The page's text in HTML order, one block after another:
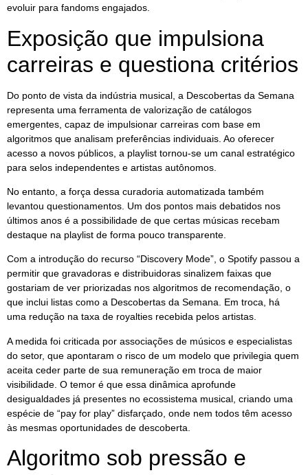
evoluir para fandoms engajados.
Exposição que impulsiona
carreiras e questiona critérios
Do ponto de vista da indústria musical, a Descobertas da Semana
representa uma ferramenta de valorização de catálogos
emergentes, capaz de impulsionar carreiras com base em
algoritmos que analisam preferências individuais. Ao oferecer
acesso a novos públicos, a playlist tornou-se um canal estratégico
para selos independentes e artistas autônomos.
No entanto, a força dessa curadoria automatizada também
levantou questionamentos. Um dos pontos mais debatidos nos
últimos anos é a possibilidade de que certas músicas recebam
destaque na playlist de forma pouco transparente.
Com a introdução do recurso “Discovery Mode”, o Spotify passou a
permitir que gravadoras e distribuidoras sinalizem faixas que
gostariam de ver priorizadas nos algoritmos de recomendação, o
que inclui listas como a Descobertas da Semana. Em troca, há
uma redução na taxa de royalties recebida pelos artistas.
A medida foi criticada por associações de músicos e especialistas
do setor, que apontaram o risco de um modelo que privilegia quem
aceita ceder parte de sua remuneração em troca de maior
visibilidade. O temor é que essa dinâmica aprofunde
desigualdades já presentes no ecossistema musical, criando uma
espécie de “pay for play” disfarçado, onde nem todos têm acesso
às mesmas oportunidades de descoberta.
Algoritmo sob pressão e